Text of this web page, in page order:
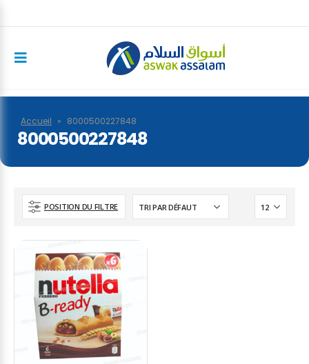
Accueil » 8000500227848
8000500227848
POSITION DU FILTRE